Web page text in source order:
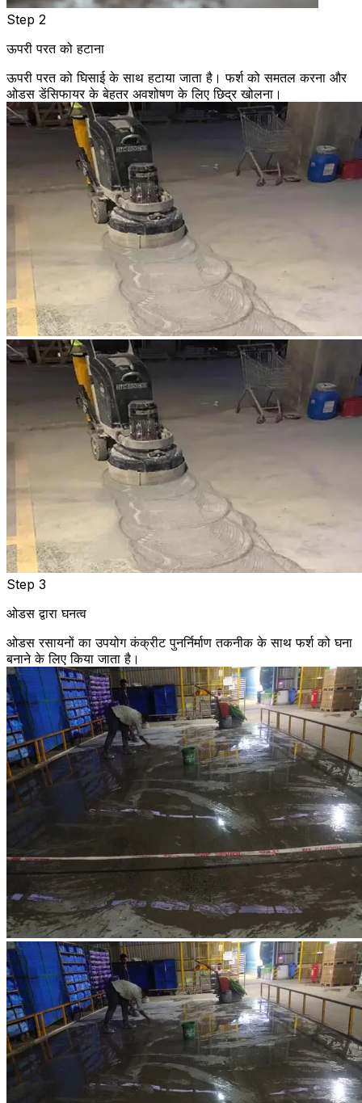
Step 2
ऊपरी परत को हटाना
ऊपरी परत को घिसाई के साथ हटाया जाता है। फर्श को समतल करना और
ओडस डेंसिफायर के बेहतर अवशोषण के लिए छिद्र खोलना।
Step 3
ओडस द्वारा घनत्व
ओडस रसायनों का उपयोग कंक्रीट पुनर्निर्माण तकनीक के साथ फर्श को घना
बनाने के लिए किया जाता है।